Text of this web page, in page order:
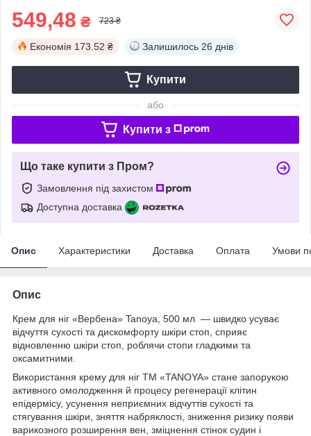
549,48 ₴ 723 ₴
Економія 173.52 ₴ Залишилось 26 днів
Купити
або
Купити з
Що таке купити з Пром?
Замовлення під захистом
Доступна доставка
Опис Характеристики Доставка Оплата Умови
Опис
Крем для ніг «Вербена» Tanoya, 500 мл — швидко усуває
відчуття сухості та дискомфорту шкіри стоп, сприяє
відновленню шкіри стоп, роблячи стопи гладкими та
оксамитними.
Використання крему для ніг ТМ «TANOYA» стане запорукою
активного омолодження й процесу регенерації клітин
епідермісу, усунення неприємних відчуттів сухості та
стягування шкіри, зняття набряклості, зниження ризику появи
варикозного розширення вен, зміцнення стінок судин і